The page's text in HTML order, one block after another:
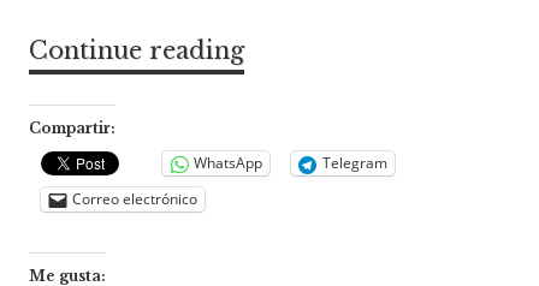
Continue readingX
de
Compartir:
WhatsApp
Telegram
Correo electrónico
Me gusta: